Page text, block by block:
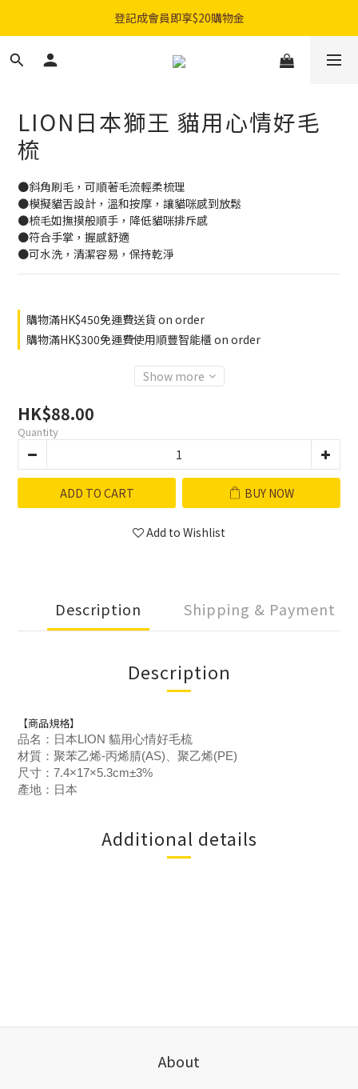
購物滿$300免費順豐智能櫃｜$450免費送貨上門
登記成會員即享$20購物金
購物滿$300免費順豐智能櫃｜$450免費送貨上門
LION日本獅王 貓用心情好毛
梳
●斜角刷毛，可順著毛流輕柔梳理
●模擬貓舌設計，溫和按摩，讓貓咪感到放鬆
●梳毛如撫摸般順手，降低貓咪排斥感
●符合手掌，握感舒適
●可水洗，清潔容易，保持乾淨
購物滿HK$450免運費送貨 on order
購物滿HK$300免運費使用順豐智能櫃 on order
Show more
HK$88.00
Quantity
ADD TO CART BUY NOW
Add to Wishlist
Description Shipping & Payment
Description
【商品規格】
品名：日本LION 貓用心情好毛梳
材質：聚苯乙烯-丙烯腈(AS)、聚乙烯(PE)
尺寸：7.4×17×5.3cm±3%
產地：日本
Additional details
About